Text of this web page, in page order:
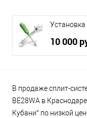
Установка
10 000
В продаже сплит-
BE28WA в
Кубани” по низкой